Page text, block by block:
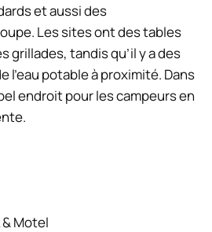
et aussi des
Les sites ont des tables
grillades, tandis qu’il y a des
potable à proximité. Dans
endroit pour les campeurs en
& ​​Motel